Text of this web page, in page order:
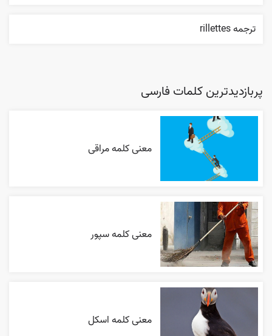
ترجمه rillettes
پربازدیدترین کلمات فارسی
معنی کلمه مراقی
معنی کلمه سپور
معنی کلمه اسکل